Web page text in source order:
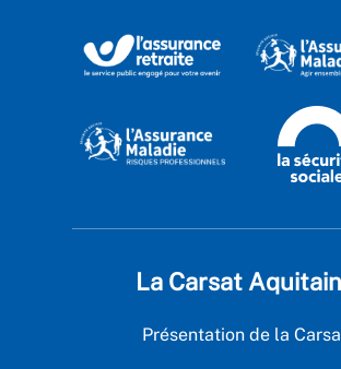
La Carsat
Présentation de la